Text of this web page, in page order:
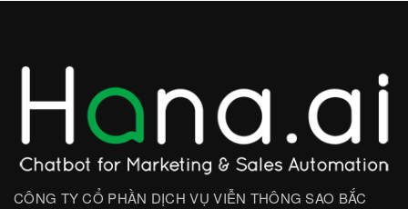
CÔNG TY CỔ PHẦN DỊCH VỤ VIỄN THÔNG SAO BẮC